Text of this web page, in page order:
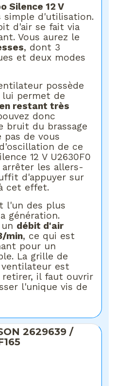
Silence 12 V
simple d'utilisation.
d'air se fait via
Vous aurez le
, dont 3
et deux modes
possède
lui permet de
restant très
donc
bruit du brassage
pas de vous
de ce
12 V U2630F0
les allers-
d'appuyer sur
cet effet.
l'un des plus
génération.
débit d'air
min, ce qui est
pour un
La grille de
est
retirer, il faut ouvrir
l'unique vis de
2629639 /